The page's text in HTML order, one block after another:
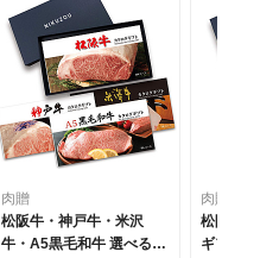
肉贈
松阪牛・神戸牛・米沢
牛・A5黒毛和牛 選べるカ
肉贈
松阪牛
ギフト